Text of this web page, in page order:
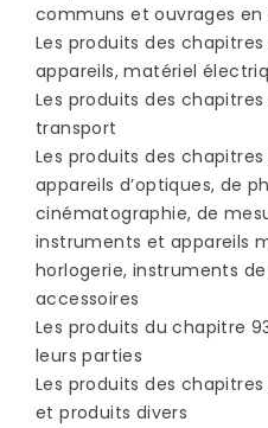
communs et ouvrages
Les produits des
appareils, matériel
Les produits des
transport
Les produits des
appareils d’optiques, de
cinématographie, de
instruments et appareils
horlogerie, instruments
accessoires
Les produits du chapitre
leurs parties
Les produits des
et produits divers